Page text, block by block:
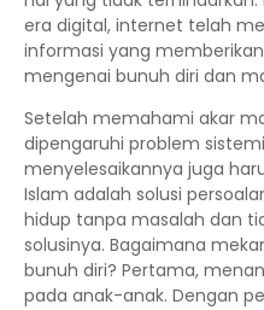
era digital, internet telah
informasi yang
mengenai bunuh diri dan
Setelah memahami akar
dipengaruhi problem
menyelesaikannya juga
Islam adalah solusi
hidup tanpa masalah dan
solusinya. Bagaimana
bunuh diri? Pertama,
pada anak-anak. Dengan